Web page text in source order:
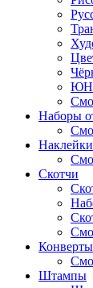
Наборы
Наклейки
Скотчи
Конверты
Штампы